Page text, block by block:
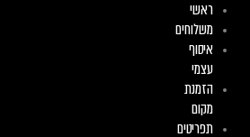
דילוג
לתוכן
ראשי
משלוחים
איסוף
עצמי
הזמנת
מקום
תפריטים